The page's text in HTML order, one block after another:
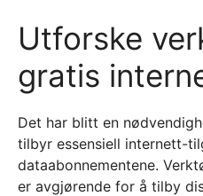
Utforske
gratis
Det har blitt en
tilbyr essensiell internett-
dataabonnementene.
er avgjørende for å tilby